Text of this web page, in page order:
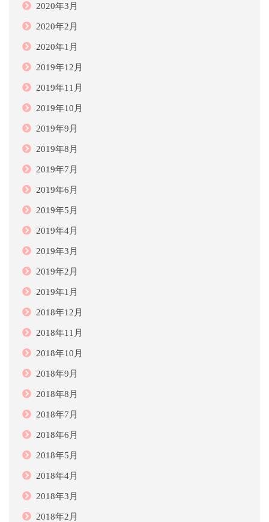
2020年3月
2020年2月
2020年1月
2019年12月
2019年11月
2019年10月
2019年9月
2019年8月
2019年7月
2019年6月
2019年5月
2019年4月
2019年3月
2019年2月
2019年1月
2018年12月
2018年11月
2018年10月
2018年9月
2018年8月
2018年7月
2018年6月
2018年5月
2018年4月
2018年3月
2018年2月